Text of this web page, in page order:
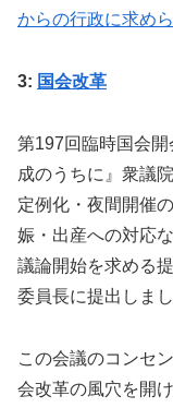
からの行政に求め
3: 国会改革
第197回臨時国会
成のうちに』衆議
定例化・夜間開催
娠・出産への対応
議論開始を求める
委員長に提出しまし
この会議のコンセ
会改革の風穴を開